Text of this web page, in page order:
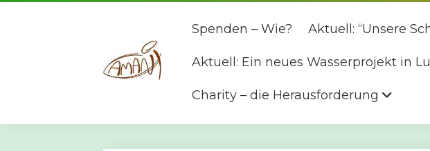
Spenden – Wie? Aktuell: “Unsere
Aktuell: Ein neues Wasserprojekt in
Charity – die Herausforderung